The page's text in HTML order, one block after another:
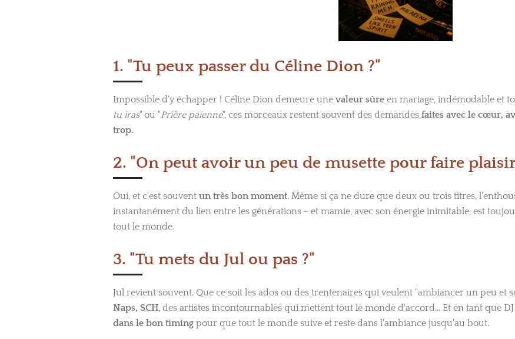
1. "Tu peux passer du Céline Dion ?"
Impossible d'y échapper ! Céline Dion demeure une valeur sûre en mariage, indémodable et
tu iras" ou "Prière païenne", ces morceaux restent souvent des demandes faites avec le cœur,
trop.
2. "On peut avoir un peu de musette pour faire
Oui, et c'est souvent un très bon moment. Même si ça ne dure que deux ou trois titres,
instantanément du lien entre les générations - et mamie, avec son énergie inimitable, est
tout le monde.
3. "Tu mets du Jul ou pas ?"
Jul revient souvent. Que ce soit les ados ou des trentenaires qui veulent "ambiancer un peu et
Naps, SCH, des artistes incontournables qui mettent tout le monde d'accord... Et en tant que
dans le bon timing pour que tout le monde suive et reste dans l'ambiance jusqu'au bout.